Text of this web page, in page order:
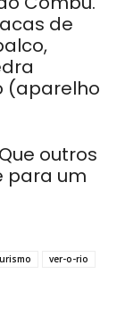
de
(aparelho
outros
para um
ver-o-rio